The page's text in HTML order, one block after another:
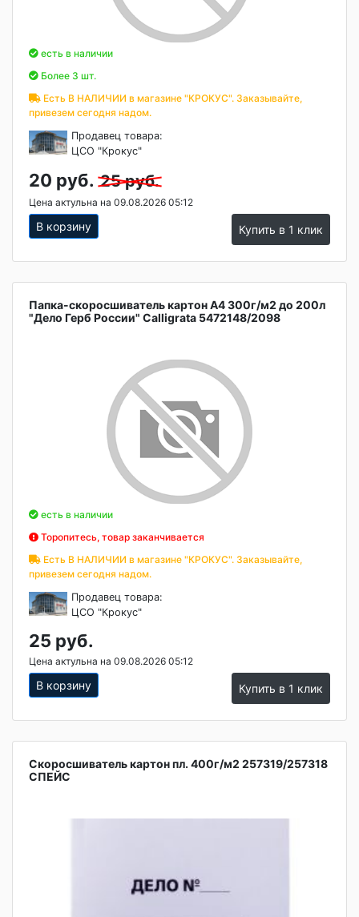
есть в наличии
Более 3 шт.
Есть В НАЛИЧИИ в магазине "КРОКУС". Заказывайте,
привезем сегодня надом.
Продавец товара:
ЦСО "Крокус"
20 руб. 25 руб.
Цена актульна на 09.08.2026 05:12
В корзину Купить в 1 клик
Папка-скоросшиватель картон А4 300г/м2 до 200л
"Дело Герб России" Calligrata 5472148/2098
есть в наличии
Торопитесь, товар заканчивается
Есть В НАЛИЧИИ в магазине "КРОКУС". Заказывайте,
привезем сегодня надом.
Продавец товара:
ЦСО "Крокус"
25 руб.
Цена актульна на 09.08.2026 05:12
В корзину Купить в 1 клик
Скоросшиватель картон пл. 400г/м2 257319/257318
СПЕЙС